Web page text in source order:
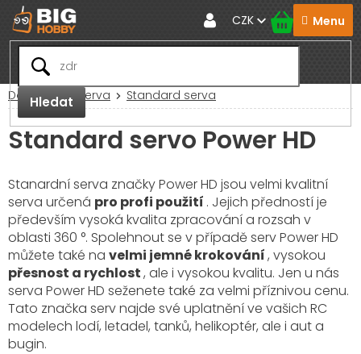
Přejít
na
obsah
Hledat
CZK
Domů RC Serva Standard serva
Standard servo Power HD
Stanardní serva značky Power HD jsou velmi kvalitní
serva určená pro profi použití . Jejich předností je
především vysoká kvalita zpracování a rozsah v
oblasti 360 °. Spolehnout se v případě serv Power HD
můžete také na velmi jemné krokování, vysokou
přesnost a rychlost, ale i vysokou kvalitu. Jen u nás
serva Power HD seženete také za velmi příznivou cenu.
Tato značka serv najde své uplatnění ve vašich RC
modelech lodí, letadel, tanků, helikoptér, ale i aut a
bugin.